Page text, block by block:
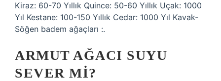
Kiraz: 60-70 Yıllık Quince: 50-60 Yıllık Uçak: 1000
Yıl Kestane: 100-150 Yıllık Cedar: 1000 Yıl Kavak-
Söğen badem ağaçları :.
ARMUT AĞACI SUYU
SEVER MI?